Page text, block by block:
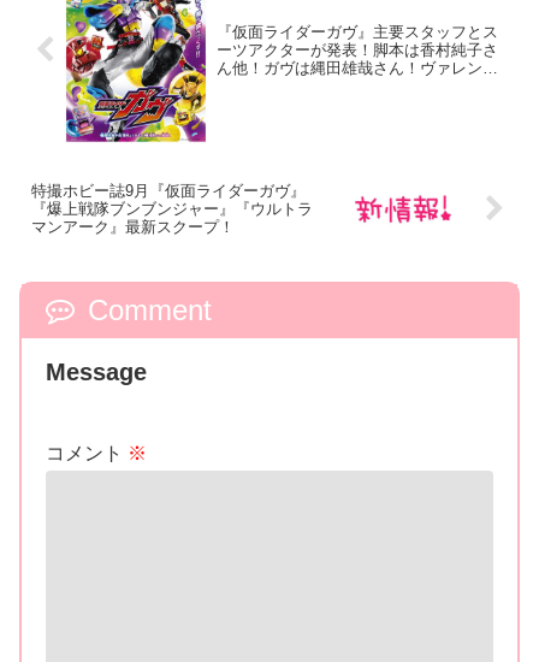
『仮面ライダーガヴ』主要スタッフとス
ーツアクターが発表！脚本は香村純子さ
ん他！ガヴは縄田雄哉さん！ヴァレンは
特撮ホビー誌9月『仮面ライダーガヴ』
『爆上戦隊ブンブンジャー』『ウルトラ
マンアーク』最新スクープ！
Comment
Message
コメント ※